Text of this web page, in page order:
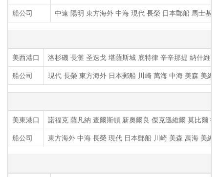
船公司
中遠 陽明 東方海外 中海 現代 長榮 日本郵船 馬士基
美西港口
洛杉磯 長灘 圣迭戈 堪薩斯城 底特律 辛辛那提 納什維
船公司
現代 長榮 東方海外 日本郵船 川崎 萬海 中海 美森 美
美東港口
諾福克 薩凡納 查爾斯頓 新奧爾良 傑克遜維爾 莫比爾
船公司
東方海外 中海 長榮 現代 日本郵船 川崎 美森 萬海 美